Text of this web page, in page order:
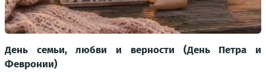
День семьи, любви и верности (День Петра и
Февронии)